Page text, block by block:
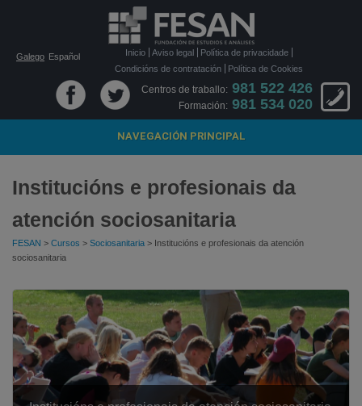
Galego Español Inicio Aviso legal
Política de privacidade
Condicións de contratación
Política de Cookies
Centros de traballo: 981 522 426
Formación: 981 534 020
NAVEGACIÓN PRINCIPAL
Institucións e profesionais da
atención sociosanitaria
FESAN > Cursos > Sociosanitaria > Institucións e profesionais da atención
sociosanitaria